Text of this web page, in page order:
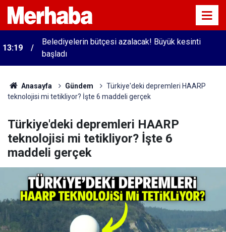
13:19
Belediyelerin bütçesi azalacak! Büyük kesinti
başladı
Anasayfa Gündem
Türkiye'deki depremleri HAARP
teknolojisi mi tetikliyor? İşte 6 maddeli gerçek
Türkiye'deki depremleri HAARP
teknolojisi mi tetikliyor? İşte 6
maddeli gerçek